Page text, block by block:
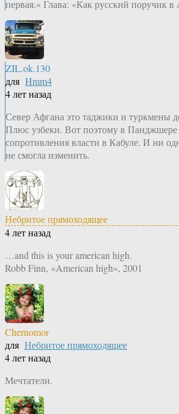
первая.» Глава: «Как русский поручик в
ZIL.ok.130
для Hmm4
4 лет назад
Север Афгана это таджики и туркмены
Плюс узбеки. Вот поэтому в Панджшере
сопротивления власти в Кабуле. И ни
не смогла изменить.
Небритое прямоходящее
4 лет назад
…and this is your american high.
Robb Finn, «American high», 2001
Chernomor
для Небритое прямоходящее
4 лет назад
Мечтатели.